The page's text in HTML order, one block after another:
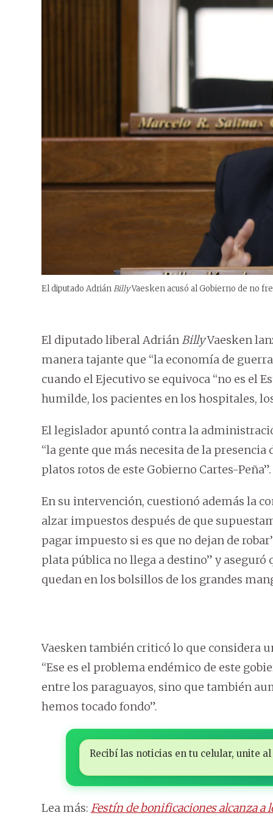
El diputado AdriánBillyVaesken acusó al Gobierno de no
El diputado liberal AdriánBillyVaesken
manera tajante que “la economía de
cuando el Ejecutivo se equivoca “no es el
humilde, los pacientes en los hospitales,
El legislador apuntó contra la
“la gente que más necesita de la
platos rotos de este Gobierno Cartes-Peña”.
En su intervención, cuestionó además la
alzar impuestos después de que
pagar impuesto si es que no dejan de
plata pública no llega a destino” y aseguró
quedan en los bolsillos de los grandes
Vaesken también criticó lo que considera
“Ese es el problema endémico de este
entre los paraguayos, sino que también
hemos tocado fondo”.
Recibí las noticias en tu celular, unite
Lea más: Festín de bonificaciones alcanza a